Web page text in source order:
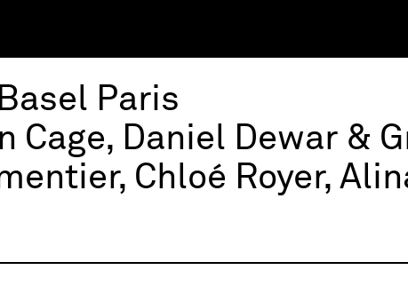
Paris
Cage, Daniel Dewar &
Chloé Royer,